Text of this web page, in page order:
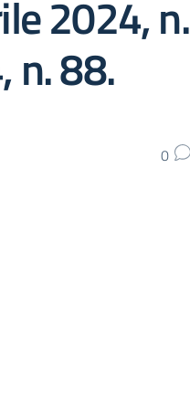
2024, n.
n. 88.
0